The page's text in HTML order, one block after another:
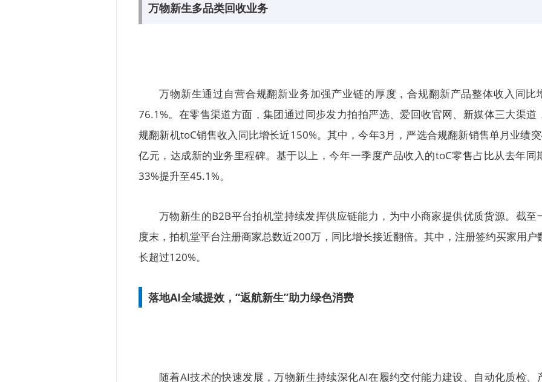
万物新生多品类回收业务
万物新生通过自营合规翻新业务加强产业链的厚度，合规翻新产品整体收入同比
76.1%。在零售渠道方面，集团通过同步发力拍拍严选、爱回收官网、新媒体三大渠道
规翻新机toC销售收入同比增长近150%。其中，今年3月，严选合规翻新销售单月业绩
亿元，达成新的业务里程碑。基于以上，今年一季度产品收入的toC零售占比从去年同
33%提升至45.1%。
万物新生的B2B平台拍机堂持续发挥供应链能力，为中小商家提供优质货源。截至
度末，拍机堂平台注册商家总数近200万，同比增长接近翻倍。其中，注册签约买家用户
长超过120%。
落地AI全域提效，“返航新生”助力绿色消费
随着AI技术的快速发展，万物新生持续深化AI在履约交付能力建设、自动化质检、